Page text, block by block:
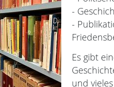
-
-
Es gibt
und